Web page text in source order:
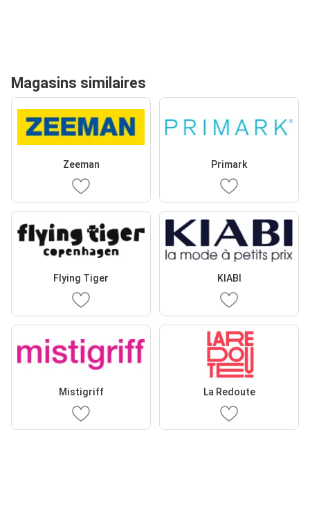
Magasins similaires
Zeeman Primark
Flying Tiger KIABI
Mistigriff La Redoute